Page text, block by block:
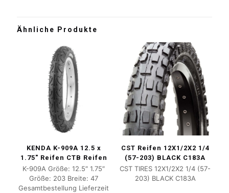
Ähnliche Produkte
KENDA K-909A 12.5 x
1.75″ Reifen CTB Reifen
K-909A Größe: 12.5″ 1.75″
Größe: 203 Breite: 47
Gesamtbestellung Lieferzeit
CST Reifen 12X1/2X2 1/4
(57-203) BLACK C183A
CST TIRES 12X1/2X2 1/4 (57-
203) BLACK C183A